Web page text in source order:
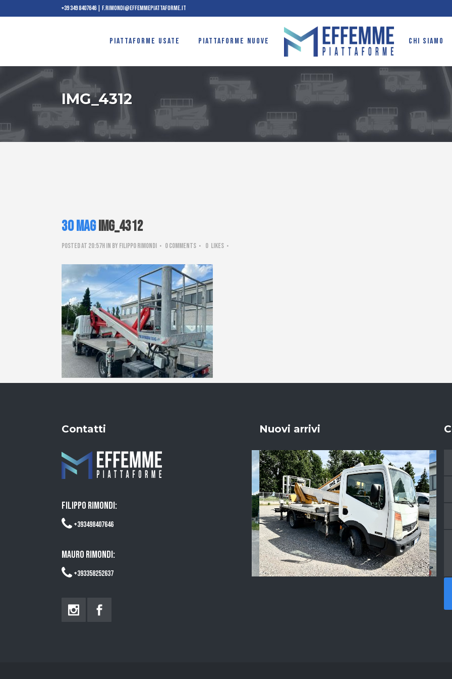
+39 349 8407646| f.rimondi@effemmepiattaforme.it
PIATTAFORME USATE PIATTAFORME NUOVE CHI SIAMO
IMG_4312
30 MagIMG_4312
Posted at 20:57hin by Filippo Rimondi 0 Comments 0 Likes
Contatti
FILIPPO RIMONDI:
+393498407646
MAURO RIMONDI:
+393358252637
Nuovi arrivi